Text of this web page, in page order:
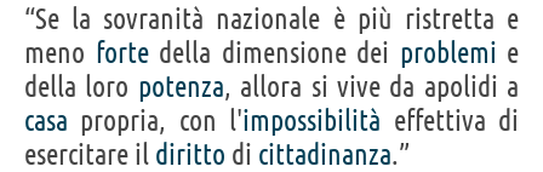
“Se la sovranità nazionale è più ristretta e
meno fortedella dimensione dei problemi e
della loro potenza, allora si vive da apolidi a
casa propria, con l'impossibilità effettiva di
esercitare il diritto di cittadinanza.”